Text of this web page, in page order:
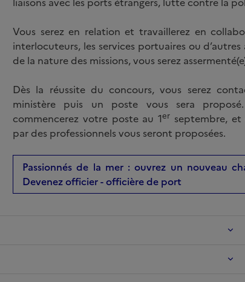
Vous serez en relation et travaillerez en
interlocuteurs, les services portuaires ou
de la nature des missions, vous serez
Dès la réussite du concours, vous serez
ministère puis un poste vous sera
commencerez votre poste au 1er septembre, et
par des professionnels vous seront proposées.
Passionnés de la mer : ouvrez un nouveau
Devenez officier - officière de port